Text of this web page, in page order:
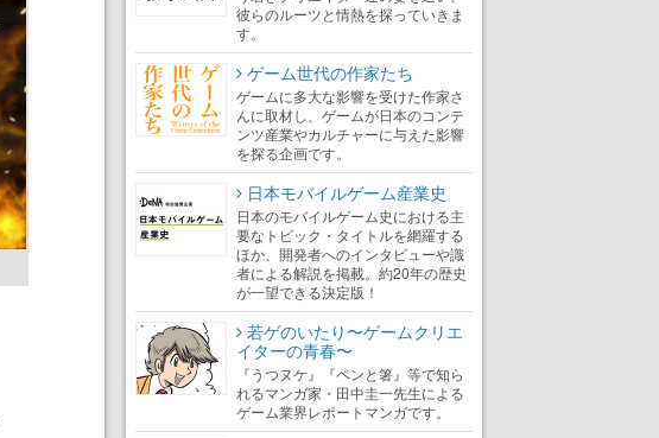
彼らのルーツと情熱を探っていきま
す。
ゲーム世代の作家たち
ゲームに多大な影響を受けた作家さ
んに取材し、ゲームが日本のコンテ
ンツ産業やカルチャーに与えた影響
を探る企画です。
日本モバイルゲーム産業史
日本のモバイルゲーム史における主
要なトピック・タイトルを網羅する
ほか、開発者へのインタビューや識
者による解説を掲載。約20年の歴史
が一望できる決定版！
若ゲのいたり〜ゲームクリエ
イターの青春〜
『うつヌケ』『ペンと箸』等で知ら
れるマンガ家・田中圭一先生による
ゲーム業界レポートマンガです。